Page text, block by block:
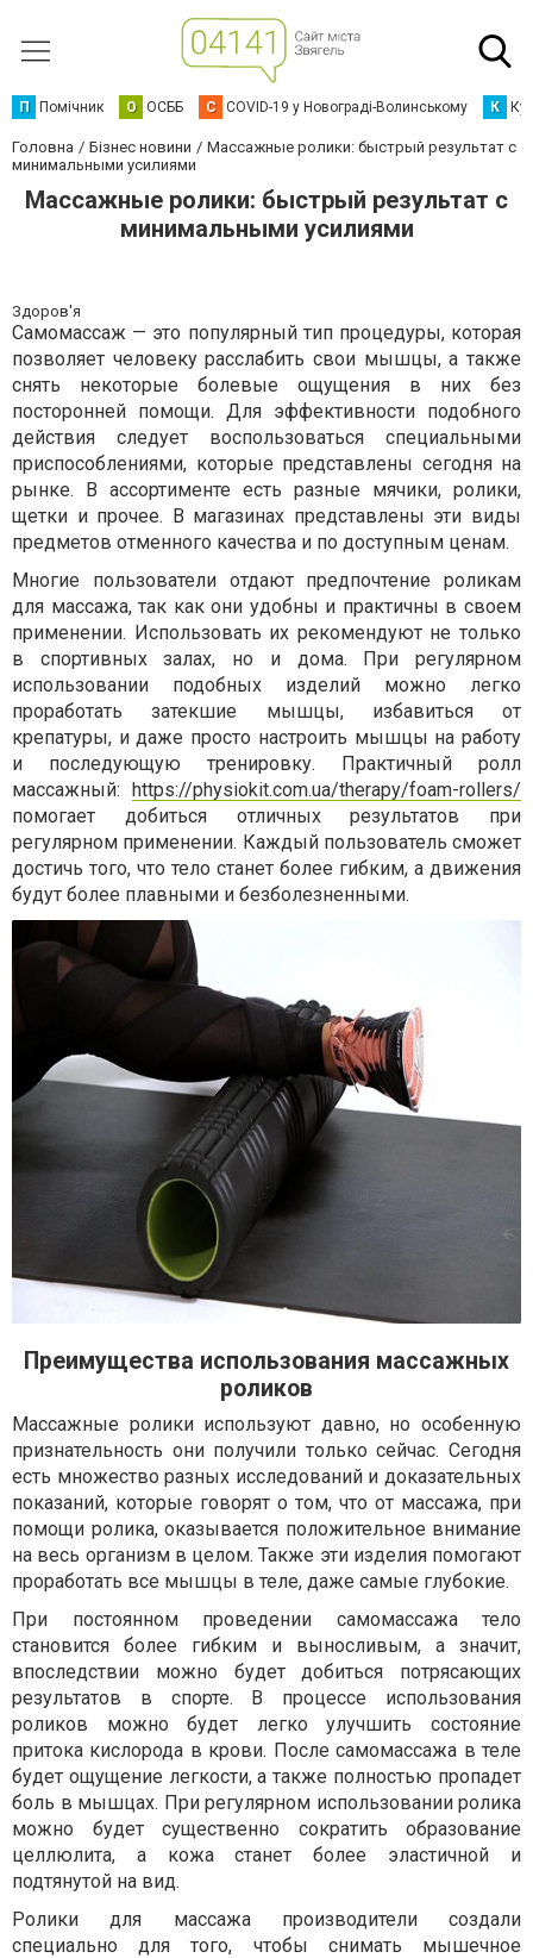
П Помічник О ОСББ C COVID-19 у Новограді-Волинському К
Головна Бізнес новини
Массажные ролики: быстрый результат с
минимальными усилиями
Массажные ролики: быстрый результат с
минимальными усилиями
Здоров'я
Самомассаж — это популярный тип процедуры, которая
позволяет человеку расслабить свои мышцы, а также
снять некоторые болевые ощущения в них без
посторонней помощи. Для эффективности подобного
действия следует воспользоваться специальными
приспособлениями, которые представлены сегодня на
рынке. В ассортименте есть разные мячики, ролики,
щетки и прочее. В магазинах представлены эти виды
предметов отменного качества и по доступным ценам.
Многие пользователи отдают предпочтение роликам
для массажа, так как они удобны и практичны в своем
применении. Использовать их рекомендуют не только
в спортивных залах, но и дома. При регулярном
использовании подобных изделий можно легко
проработать затекшие мышцы, избавиться от
крепатуры, и даже просто настроить мышцы на работу
и последующую тренировку. Практичный ролл
массажный: https://physiokit.com.ua/therapy/foam-rollers/
помогает добиться отличных результатов при
регулярном применении. Каждый пользователь сможет
достичь того, что тело станет более гибким, а движения
будут более плавными и безболезненными.
Преимущества использования массажных
роликов
Массажные ролики используют давно, но особенную
признательность они получили только сейчас. Сегодня
есть множество разных исследований и доказательных
показаний, которые говорят о том, что от массажа, при
помощи ролика, оказывается положительное внимание
на весь организм в целом. Также эти изделия помогают
проработать все мышцы в теле, даже самые глубокие.
При постоянном проведении самомассажа тело
становится более гибким и выносливым, а значит,
впоследствии можно будет добиться потрясающих
результатов в спорте. В процессе использования
роликов можно будет легко улучшить состояние
притока кислорода в крови. После самомассажа в теле
будет ощущение легкости, а также полностью пропадет
боль в мышцах. При регулярном использовании ролика
можно будет существенно сократить образование
целлюлита, а кожа станет более эластичной и
подтянутой на вид.
Ролики для массажа производители создали
специально для того, чтобы снимать мышечное